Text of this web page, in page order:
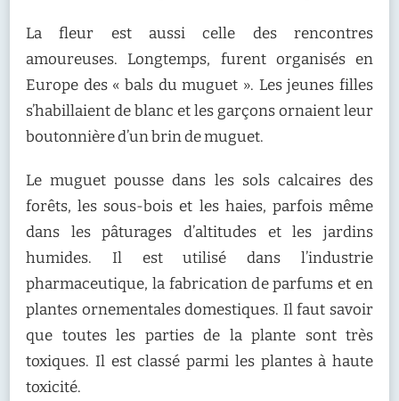
La fleur est aussi celle des rencontres
amoureuses. Longtemps, furent organisés en
Europe des « bals du muguet ». Les jeunes filles
s’habillaient de blanc et les garçons ornaient leur
boutonnière d’un brin de muguet.
Le muguet pousse dans les sols calcaires des
forêts, les sous-bois et les haies, parfois même
dans les pâturages d’altitudes et les jardins
humides. Il est utilisé dans l’industrie
pharmaceutique, la fabrication de parfums et en
plantes ornementales domestiques. Il faut savoir
que toutes les parties de la plante sont très
toxiques. Il est classé parmi les plantes à haute
toxicité.